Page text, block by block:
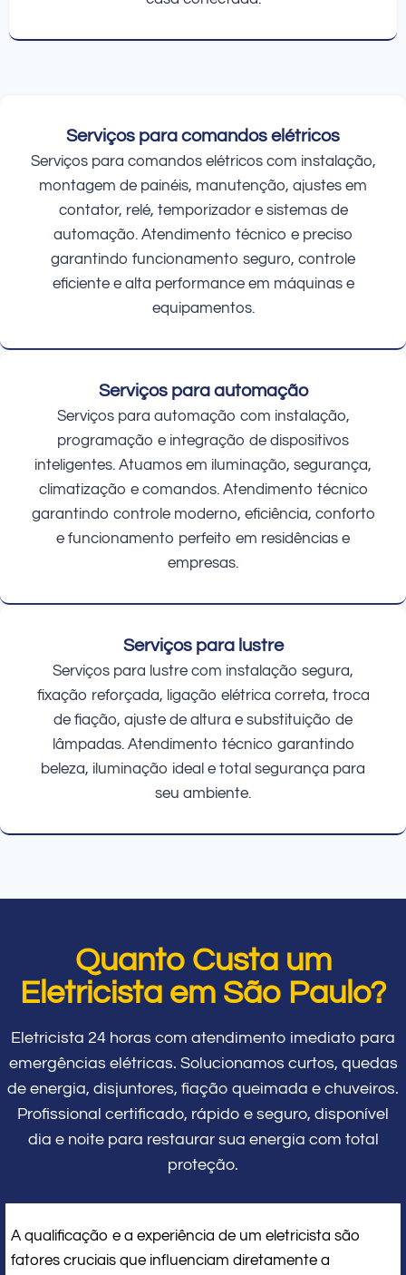
Serviços para comandos elétricos
Serviços para comandos elétricos com instalação,
montagem de painéis, manutenção, ajustes em
contator, relé, temporizador e sistemas de
automação. Atendimento técnico e preciso
garantindo funcionamento seguro, controle
eficiente e alta performance em máquinas e
equipamentos.
Serviços para automação
Serviços para automação com instalação,
programação e integração de dispositivos
inteligentes. Atuamos em iluminação, segurança,
climatização e comandos. Atendimento técnico
garantindo controle moderno, eficiência, conforto
e funcionamento perfeito em residências e
empresas.
Serviços para lustre
Serviços para lustre com instalação segura,
fixação reforçada, ligação elétrica correta, troca
de fiação, ajuste de altura e substituição de
lâmpadas. Atendimento técnico garantindo
beleza, iluminação ideal e total segurança para
seu ambiente.
Quanto Custa um
Eletricista em São Paulo?
Eletricista 24 horas com atendimento imediato para
emergências elétricas. Solucionamos curtos, quedas
de energia, disjuntores, fiação queimada e chuveiros.
Profissional certificado, rápido e seguro, disponível
dia e noite para restaurar sua energia com total
proteção.
A qualificação e a experiência de um eletricista são
fatores cruciais que influenciam diretamente a